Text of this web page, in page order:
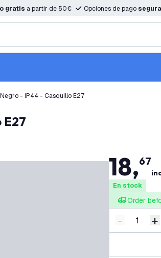
gratis a partir de 50€ Opciones de pago
- IP44 - Casquillo E27
E27
18,67
En stock
Order
Disminuir
- +